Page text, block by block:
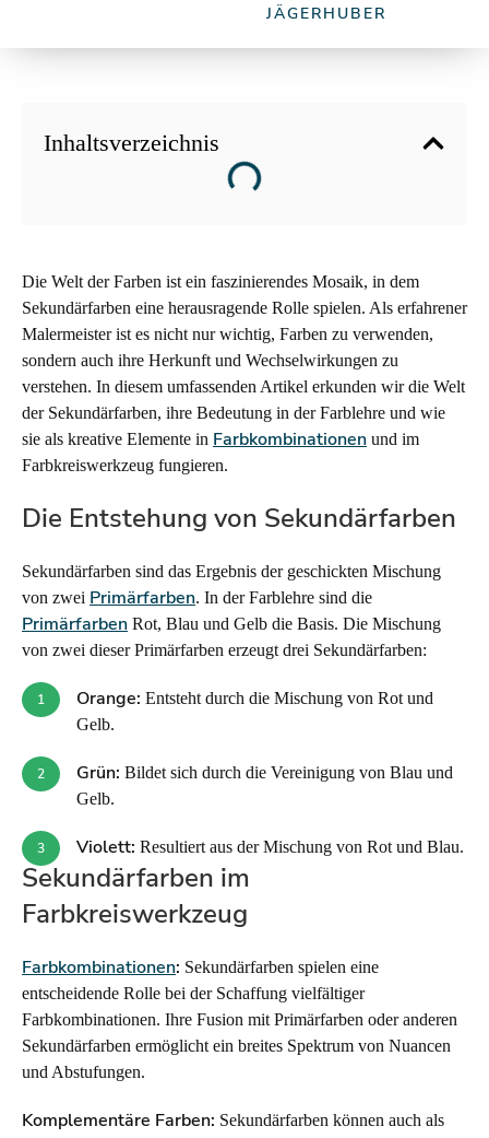
JÄGERHUBER
Inhaltsverzeichnis
Die Welt der Farben ist ein faszinierendes Mosaik, in dem
Sekundärfarben eine herausragende Rolle spielen. Als erfahrener
Malermeister ist es nicht nur wichtig, Farben zu verwenden,
sondern auch ihre Herkunft und Wechselwirkungen zu
verstehen. In diesem umfassenden Artikel erkunden wir die Welt
der Sekundärfarben, ihre Bedeutung in der Farblehre und wie
sie als kreative Elemente in Farbkombinationen und im
Farbkreiswerkzeug fungieren.
Die Entstehung von Sekundärfarben
Sekundärfarben sind das Ergebnis der geschickten Mischung
von zwei Primärfarben. In der Farblehre sind die
Primärfarben Rot, Blau und Gelb die Basis. Die Mischung
von zwei dieser Primärfarben erzeugt drei Sekundärfarben:
Orange: Entsteht durch die Mischung von Rot und
Gelb.
Grün: Bildet sich durch die Vereinigung von Blau und
Gelb.
Violett: Resultiert aus der Mischung von Rot und Blau.
Sekundärfarben im
Farbkreiswerkzeug
Farbkombinationen: Sekundärfarben spielen eine
entscheidende Rolle bei der Schaffung vielfältiger
Farbkombinationen. Ihre Fusion mit Primärfarben oder anderen
Sekundärfarben ermöglicht ein breites Spektrum von Nuancen
und Abstufungen.
Komplementäre Farben: Sekundärfarben können auch als